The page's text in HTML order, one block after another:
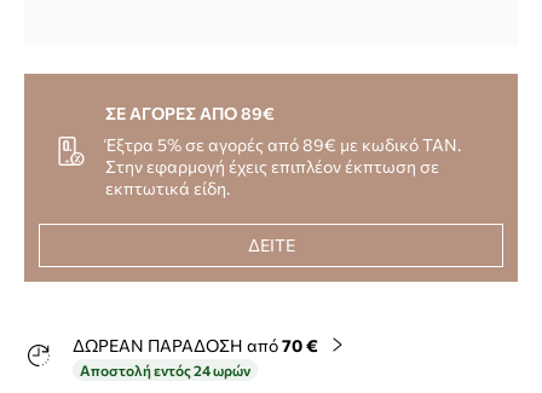
ΣΕ ΑΓΟΡΕΣ ΑΠΟ 89€
Έξτρα 5% σε αγορές από 89€ με κωδικό TAN.
Στην εφαρμογή έχεις επιπλέον έκπτωση σε
εκπτωτικά είδη.
ΔΕΙΤΕ
ΔΩΡΕΑΝ ΠΑΡΑΔΟΣΗ από70 €
Αποστολή εντός 24 ωρών